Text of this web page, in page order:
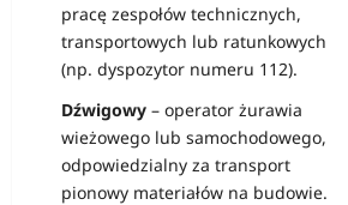
pracę zespołów technicznych,
transportowych lub ratunkowych
(np. dyspozytor numeru 112).
Dźwigowy – operator żurawia
wieżowego lub samochodowego,
odpowiedzialny za transport
pionowy materiałów na budowie.